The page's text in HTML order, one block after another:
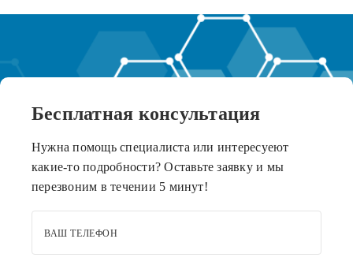
Бесплатная консультация
Нужна помощь специалиста или интересуеют
какие-то подробности? Оставьте заявку и мы
перезвоним в течении 5 минут!
ВАШ ТЕЛЕФОН